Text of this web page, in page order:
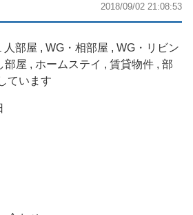
2018/09/02 21:08:53
人部屋 , WG・相部屋 , WG・リビン
部屋 , ホームステイ , 賃貸物件 , 部
ています